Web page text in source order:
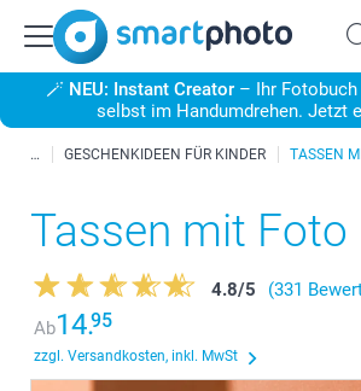
🪄 NEU: Instant Creator – Ihr
selbst im Handumdrehen. Jetzt
GESCHENKIDEEN FÜR KINDER TASSEN
Tassen mit Foto
4.8/5
(331
Ab14.95
zzgl. Versandkosten, inkl. MwSt